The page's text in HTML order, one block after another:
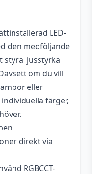
LED-
den medföljande
styra ljusstyrka
om du vill
eller
färger,
direkt via
RGBCCT-